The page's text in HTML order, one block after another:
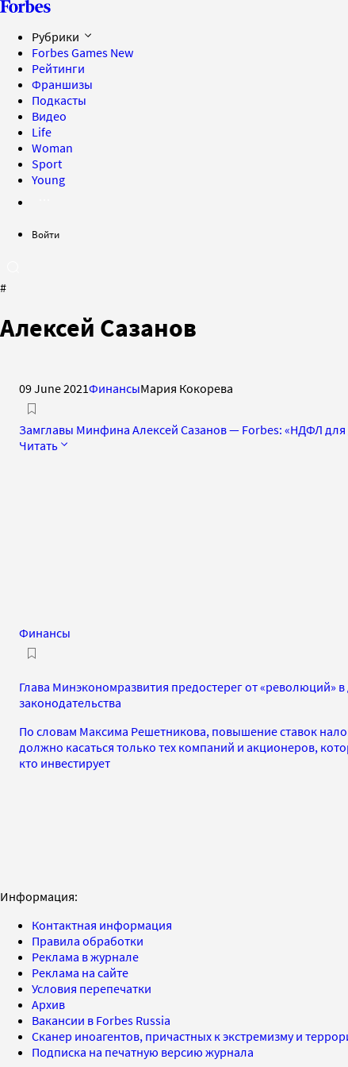
Рубрики
Forbes Games New
Рейтинги
Франшизы
Подкасты
Видео
Life
Woman
Sport
Young
Войти
#
Алексей Сазанов
09 June 2021ФинансыМария Кокорева
Замглавы Минфина Алексей Сазанов — Forbes: «НДФЛ для
Читать
Финансы
Глава Минэкономразвития предостерег от «революций»
законодательства
По словам Максима Решетникова, повышение ставок
должно касаться только тех компаний и акционеров,
кто инвестирует
Информация:
Контактная информация
Правила обработки
Реклама в журнале
Реклама на сайте
Условия перепечатки
Архив
Вакансии в Forbes Russia
Сканер иноагентов, причастных к экстремизму и
Подписка на печатную версию журнала